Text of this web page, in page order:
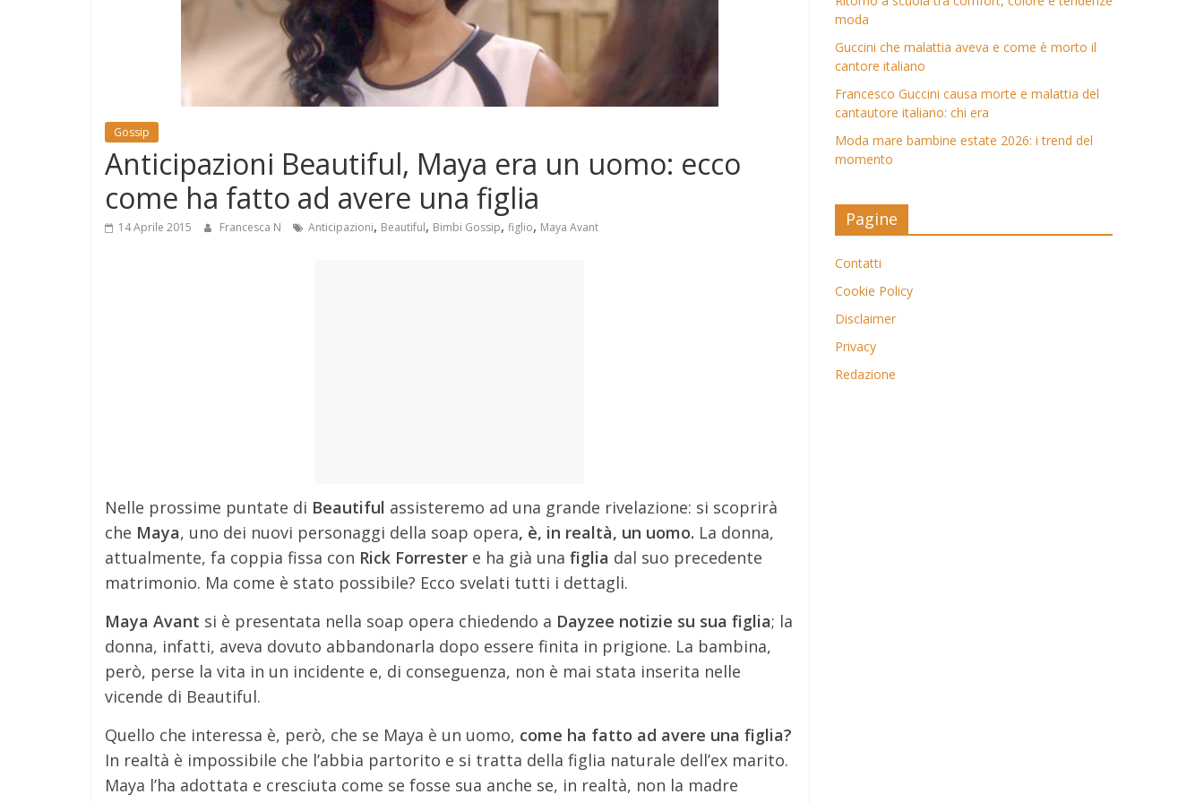
Gossip
Anticipazioni Beautiful, Maya era un uomo: ecco
come ha fatto ad avere una figlia
14 Aprile 2015 Francesca N Anticipazioni, Beautiful, Bimbi Gossip, figlio, Maya Avant
Nelle prossime puntate di Beautiful assisteremo ad una grande rivelazione: si scoprirà
che Maya, uno dei nuovi personaggi della soap opera, è, in realtà, un uomo. La donna,
attualmente, fa coppia fissa con Rick Forrester e ha già una figlia dal suo precedente
matrimonio. Ma come è stato possibile? Ecco svelati tutti i dettagli.
Maya Avant si è presentata nella soap opera chiedendo a Dayzee notizie su sua figlia; la
donna, infatti, aveva dovuto abbandonarla dopo essere finita in prigione. La bambina,
però, perse la vita in un incidente e, di conseguenza, non è mai stata inserita nelle
vicende di Beautiful.
Quello che interessa è, però, che se Maya è un uomo, come ha fatto ad avere una figlia?
In realtà è impossibile che l’abbia partorito e si tratta della figlia naturale dell’ex marito.
Maya l’ha adottata e cresciuta come se fosse sua anche se, in realtà, non la madre
moda
Guccini che malattia aveva e come è morto il
cantore italiano
Francesco Guccini causa morte e malattia del
cantautore italiano: chi era
Moda mare bambine estate 2026: i trend del
momento
Pagine
Contatti
Cookie Policy
Disclaimer
Privacy
Redazione